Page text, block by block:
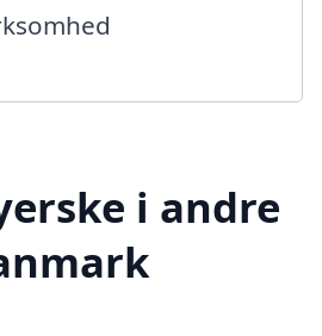
i andre